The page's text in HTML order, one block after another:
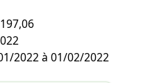
2022 à 01/02/2022